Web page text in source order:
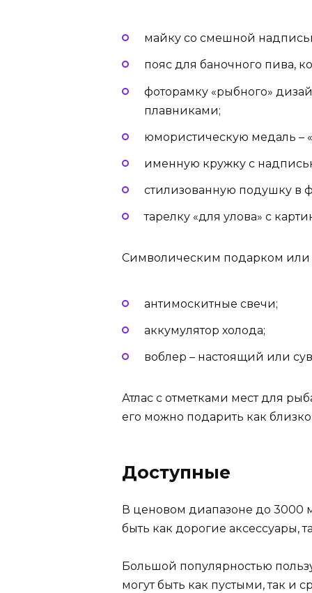
майку со смешной
пояс для баночного пива,
фоторамку «рыбного»
плавниками;
юмористическую медаль –
именную кружку с
стилизованную подушку в
тарелку «для улова» с
Символическим подарком или
антимоскитные свечи;
аккумулятор холода;
воблер – настоящий или
Атлас с отметками мест для
его можно подарить как
Доступные
В ценовом диапазоне до 3000
быть как дорогие аксессуары,
Большой популярностью
могут быть как пустыми, так и